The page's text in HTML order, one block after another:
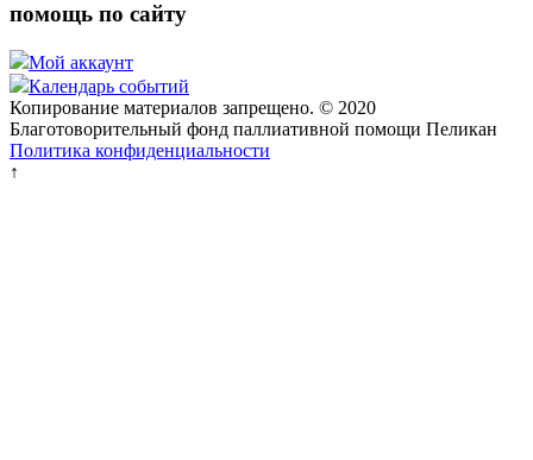
помощь по сайту
Мой аккаунт
Календарь событий
Копирование материалов запрещено. © 2020
Благотоворительный фонд паллиативной помощи Пеликан
Политика конфиденциальности
↑